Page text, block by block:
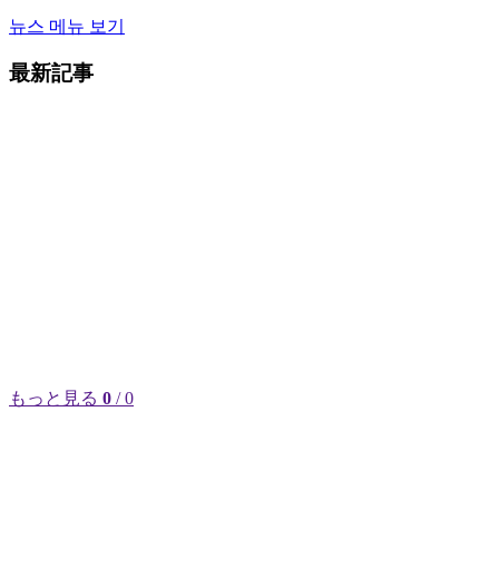
뉴스 메뉴 보기
最新記事
もっと見る 0 / 0